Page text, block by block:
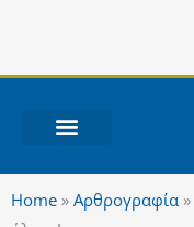
περιεχόμενο
Home » Αρθρογραφία »